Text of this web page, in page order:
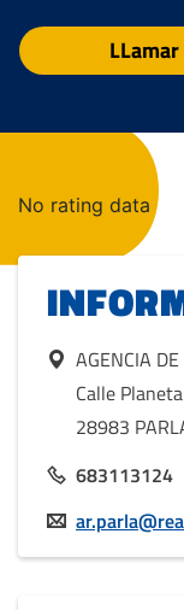
LLamar
AGENCIA
Calle
28983
683113124